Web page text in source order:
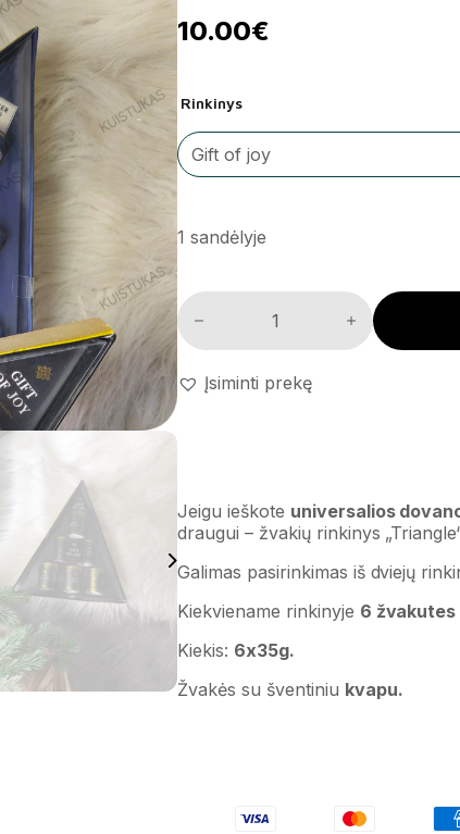
10.00€
Rinkinys
1 sandėlyje
Žvakių rinkinys 'Triangle' kiekis
Įsiminti prekę
Jeigu ieškote universalios
draugui – žvakių rinkinys
Galimas pasirinkimas iš dviejų
Kiekviename rinkinyje 6 žvakutes
Kiekis: 6x35g.
Žvakės su šventiniu kvapu.